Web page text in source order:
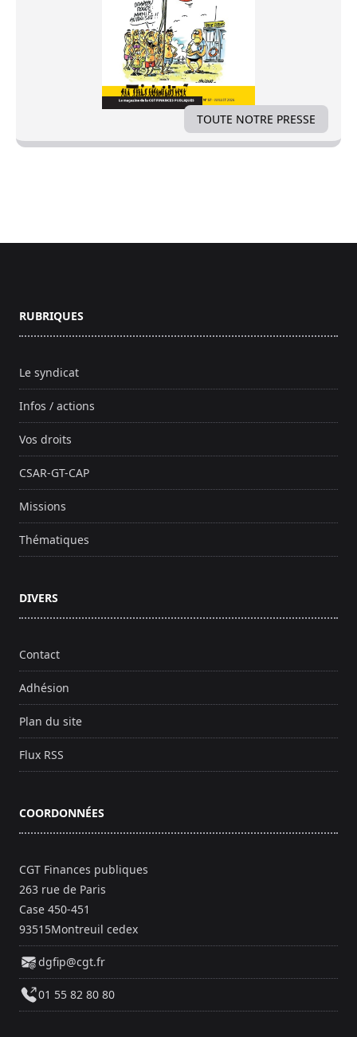
TOUTE NOTRE PRESSE
RUBRIQUES
Le syndicat
Infos / actions
Vos droits
CSAR-GT-CAP
Missions
Thématiques
DIVERS
Contact
Adhésion
Plan du site
Flux RSS
COORDONNÉES
CGT Finances publiques
263 rue de Paris
Case 450-451
93515Montreuil cedex
dgfip@cgt.fr
01 55 82 80 80